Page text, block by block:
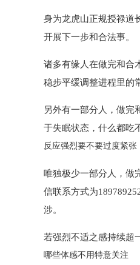
身为龙虎山正规授禄道
开展下一步和合法事。
诸多有缘人在做完和合
稳步平缓调整进程里的
另外有一部分人，做完
于失眠状态，什么都吃
反应强烈要不要过度紧张
唯独极少一部分人，做
信联系方式为
涉。
若强烈不适之感持续超
哪些体感不用特意关注